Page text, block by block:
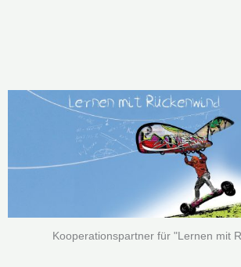
Kooperationspartner für "Lernen mit